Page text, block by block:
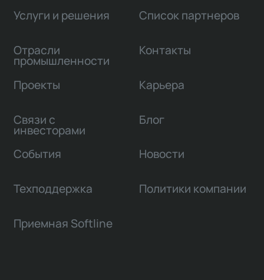
Услуги и решения
Отрасли
промышленности
Проекты
Связи с
инвесторами
Список партнеров
Контакты
Карьера
Блог
События Новости
Техподдержка Политики компании
Приемная Softline